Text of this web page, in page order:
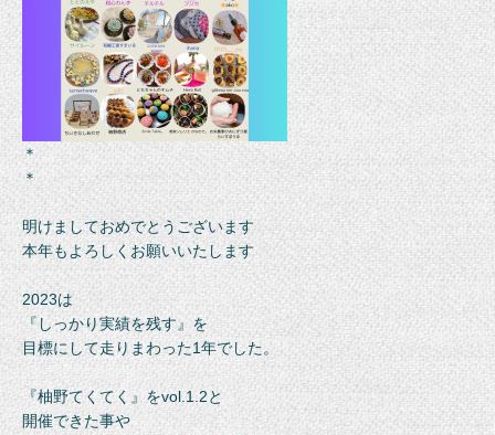
＊
＊
明けましておめでとうございます
本年もよろしくお願いいたします
2023は
『しっかり実績を残す』を
目標にして走りまわった1年でした。
『柚野てくてく』をvol.1.2と
開催できた事や